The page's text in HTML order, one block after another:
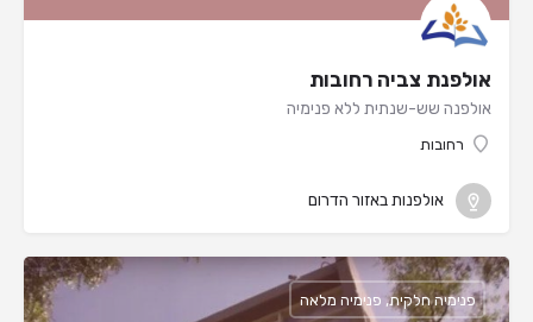
אולפנת צביה רחובות
אולפנה שש-שנתית ללא פנימיה
רחובות
אולפנות באזור הדרום
פנימיה חלקית, פנימיה מלאה